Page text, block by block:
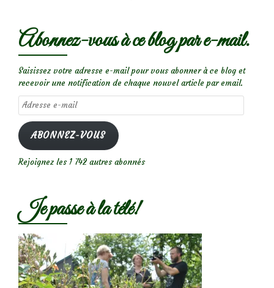
Abonnez-vous à ce blog par e-mail.
Saisissez votre adresse e-mail pour vous abonner à ce blog et
recevoir une notification de chaque nouvel article par email.
Adresse
e-
mail
ABONNEZ-VOUS
Rejoignez les 1 742 autres abonnés
Je passe à la télé!